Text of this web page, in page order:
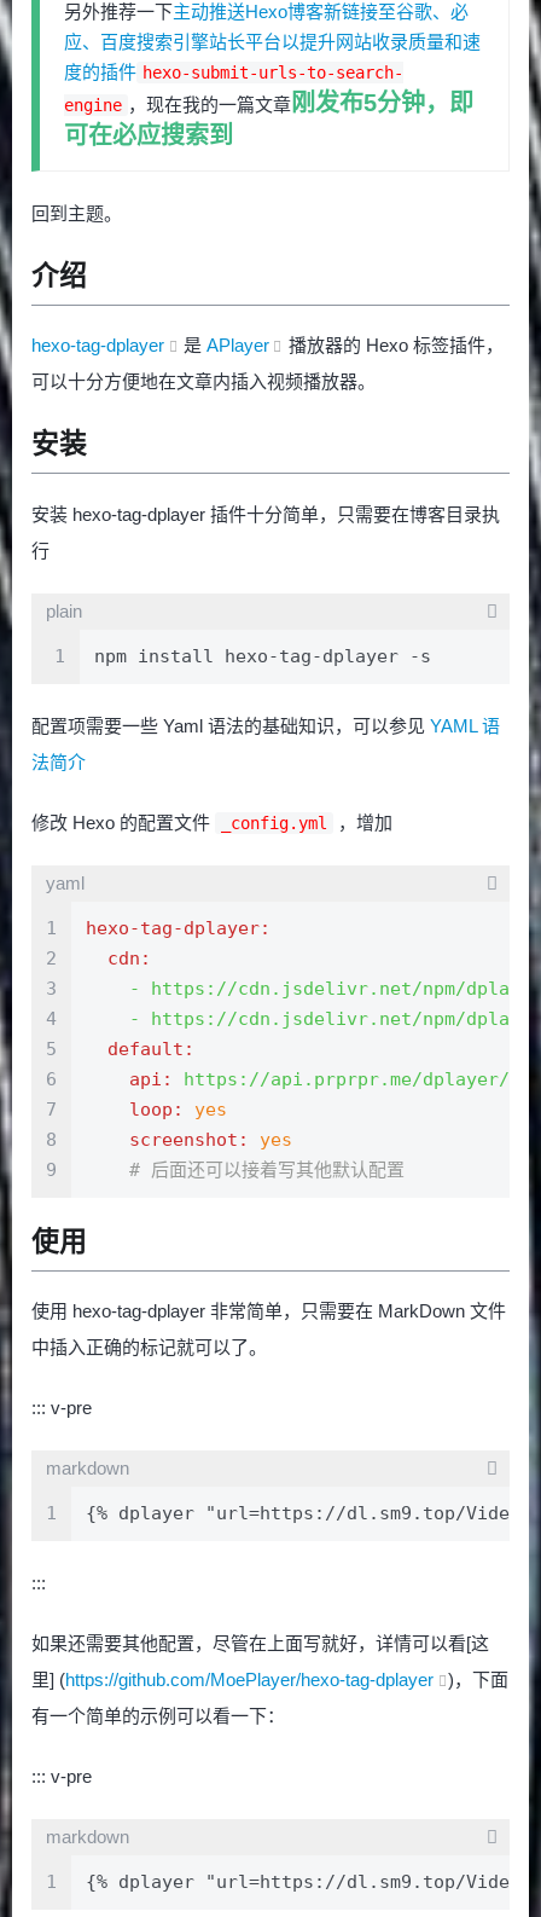
另外推荐一下主动推送Hexo博客新链接至谷歌、必
应、百度搜索引擎站长平台以提升网站收录质量和速
度的插件 hexo-submit-urls-to-search-
engine ，现在我的一篇文章 刚发布5分钟，即
可在必应搜索到
回到主题。
介绍
hexo-tag-dplayer 是 APlayer
播放器的 Hexo 标签插件，
可以十分方便地在文章内插入视频播放器。
安装
安装 hexo-tag-dplayer 插件十分简单，只需要在博客目录执
行
plain
1 npm install hexo-tag-dplayer -s
配置项需要一些 Yaml 语法的基础知识，可以参见 YAML 语
法简介
修改 Hexo 的配置文件 _config.yml ，增加
yaml
1
2
3
4
5
6
7
8
9
hexo-tag-dplayer:
cdn:
-
https://cdn.jsdelivr.net/npm/
-
https://cdn.jsdelivr.net/npm/
default:
api:
https://api.prprpr.me/dplayer/
loop:
yes
screenshot:
yes
# 后面还可以接着写其他默认配置
使用
使用 hexo-tag-dplayer 非常简单，只需要在 MarkDown 文件
中插入正确的标记就可以了。
::: v-pre
markdown
1 {% dplayer "url=https://dl.sm9.top/Video/
:::
如果还需要其他配置，尽管在上面写就好，详情可以看[这
里] (https://github.com/MoePlayer/hexo-tag-dplayer
)，下面
有一个简单的示例可以看一下：
::: v-pre
markdown
1 {% dplayer "url=https://dl.sm9.top/Video/